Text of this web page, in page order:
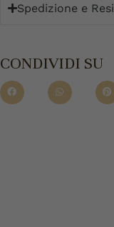
Spedizione e Resi
CONDIVIDI SU